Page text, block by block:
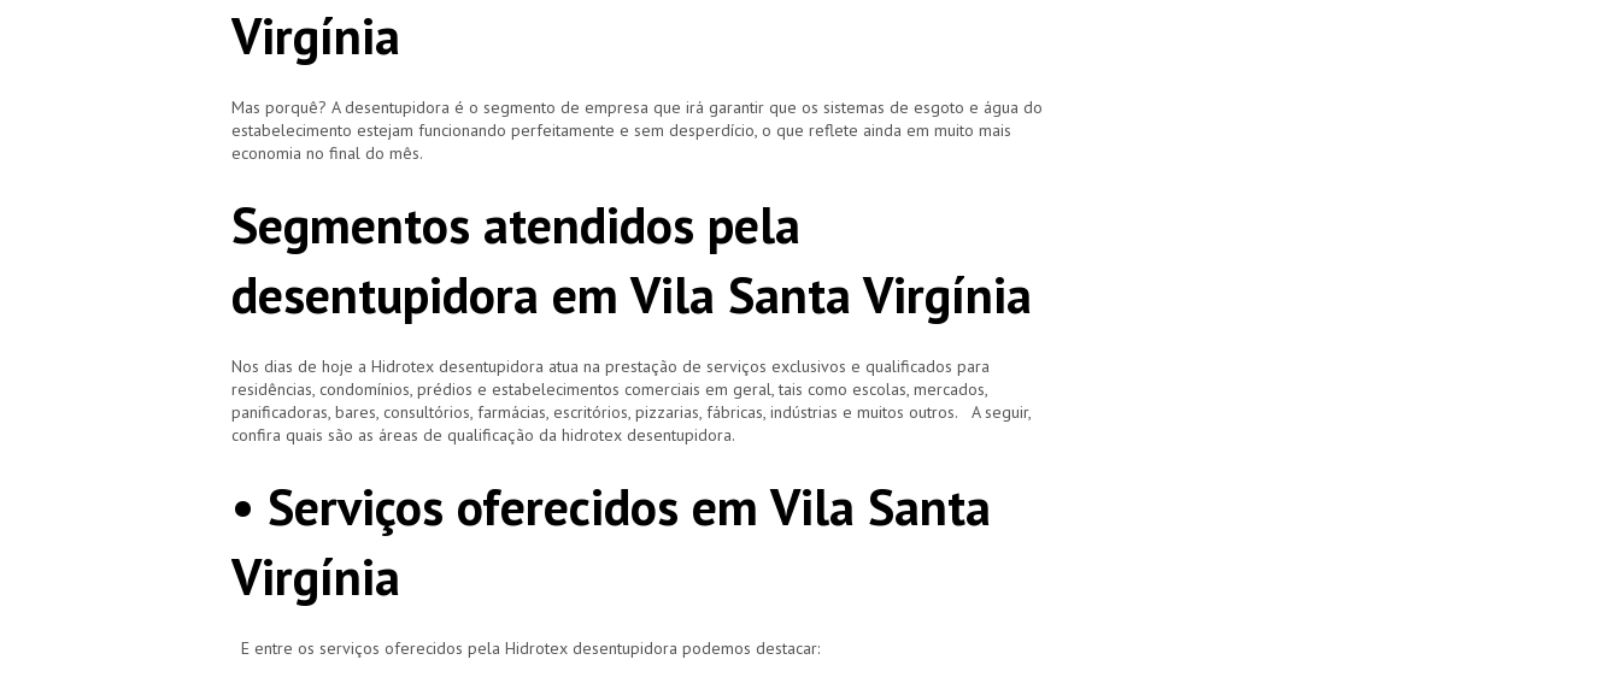
Virgínia
Mas porquê? A desentupidora é o segmento de empresa que irá garantir que os sistemas de esgoto e água do
estabelecimento estejam funcionando perfeitamente e sem desperdício, o que reflete ainda em muito mais
economia no final do mês.
Segmentos atendidos pela
desentupidora em Vila Santa Virgínia
Nos dias de hoje a Hidrotex desentupidora atua na prestação de serviços exclusivos e qualificados para
residências, condomínios, prédios e estabelecimentos comerciais em geral, tais como escolas, mercados,
panificadoras, bares, consultórios, farmácias, escritórios, pizzarias, fábricas, indústrias e muitos outros. A seguir,
confira quais são as áreas de qualificação da hidrotex desentupidora.
• Serviços oferecidos em Vila Santa
Virgínia
E entre os serviços oferecidos pela Hidrotex desentupidora podemos destacar: